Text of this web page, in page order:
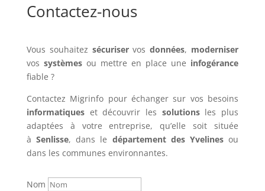
Contactez-nous
Vous souhaitez sécuriservosdonnées, moderniser
vos systèmesou mettre en place une infogérance
fiable ?
Contactez Migrinfo pour échanger sur vos besoins
informatiqueset découvrir les solutionsles plus
adaptées à votre entreprise, qu’elle soit située
à Senlisse, dans le département des Yvelines ou
dans les communes environnantes.
Nom